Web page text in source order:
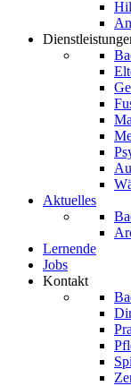
Aktuelles
Lernende
Jobs
Kontakt